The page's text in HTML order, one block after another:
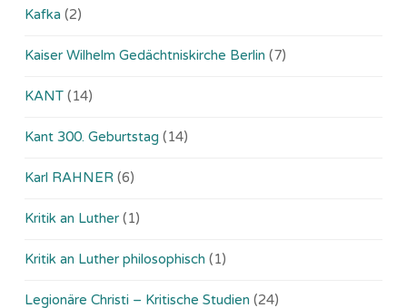
Kafka (2)
Kaiser Wilhelm Gedächtniskirche Berlin (7)
KANT (14)
Kant 300. Geburtstag (14)
Karl RAHNER (6)
Kritik an Luther (1)
Kritik an Luther philosophisch (1)
Legionäre Christi – Kritische Studien (24)